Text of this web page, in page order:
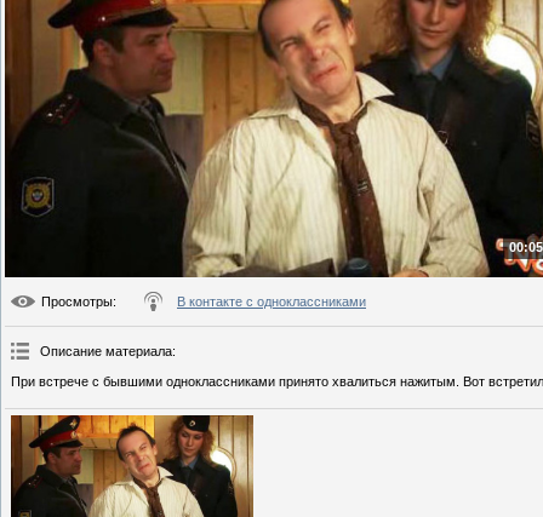
Просмотры: В контакте с одноклассниками
Описание материала:
При встрече с бывшими одноклассниками принято хвалиться нажитым. Вот